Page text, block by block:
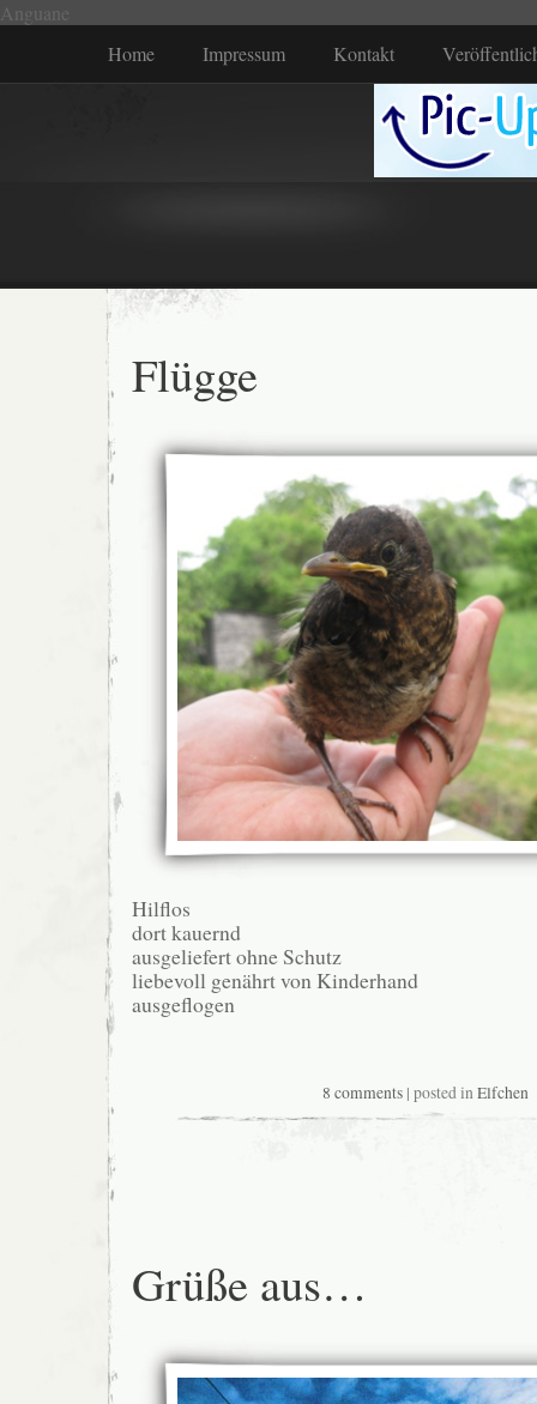
Anguane
Home
Impressum Kontakt
Flügge
Hilflos
dort kauernd
ausgeliefert ohne Schutz
liebevoll genährt von Kinderhand
ausgeflogen
8 comments | posted inElfchen
Grüße aus…